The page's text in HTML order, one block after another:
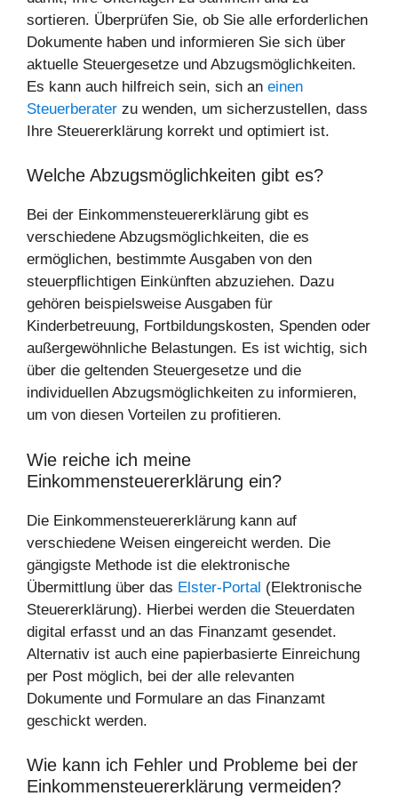
sortieren. Überprüfen Sie, ob Sie alle erforderlichen
Dokumente haben und informieren Sie sich über
aktuelle Steuergesetze und Abzugsmöglichkeiten.
Es kann auch hilfreich sein, sich an einen
Steuerberater zu wenden, um sicherzustellen, dass
Ihre Steuererklärung korrekt und optimiert ist.
Welche Abzugsmöglichkeiten gibt es?
Bei der Einkommensteuererklärung gibt es
verschiedene Abzugsmöglichkeiten, die es
ermöglichen, bestimmte Ausgaben von den
steuerpflichtigen Einkünften abzuziehen. Dazu
gehören beispielsweise Ausgaben für
Kinderbetreuung, Fortbildungskosten, Spenden oder
außergewöhnliche Belastungen. Es ist wichtig, sich
über die geltenden Steuergesetze und die
individuellen Abzugsmöglichkeiten zu informieren,
um von diesen Vorteilen zu profitieren.
Wie reiche ich meine
Einkommensteuererklärung ein?
Die Einkommensteuererklärung kann auf
verschiedene Weisen eingereicht werden. Die
gängigste Methode ist die elektronische
Übermittlung über das Elster-Portal (Elektronische
Steuererklärung). Hierbei werden die Steuerdaten
digital erfasst und an das Finanzamt gesendet.
Alternativ ist auch eine papierbasierte Einreichung
per Post möglich, bei der alle relevanten
Dokumente und Formulare an das Finanzamt
geschickt werden.
Wie kann ich Fehler und Probleme bei der
Einkommensteuererklärung vermeiden?